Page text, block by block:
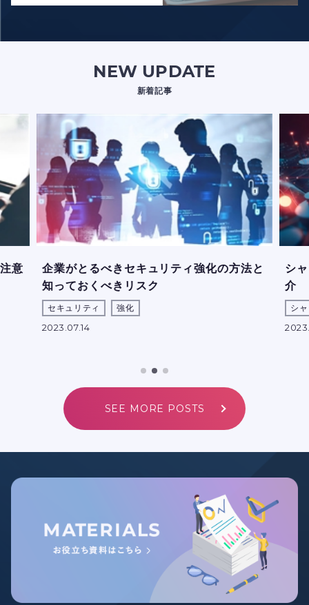
NEW UPDATE
新着記事
意
企業がとるべきセキュリティ強化の方法と
知っておくべきリスク
セキュリティ 強化
2023.07.14
シ
介
シ
SEE MORE POSTS